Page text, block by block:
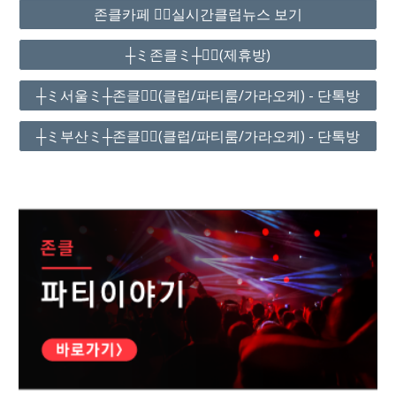
존클카페 ❤️‍🔥실시간클럽뉴스 보기
┼ミ존클ミ┼❤️‍🔥(제휴방)
┼ミ서울ミ┼존클❤️‍🔥(클럽/파티룸/가라오케) - 단톡방
┼ミ부산ミ┼존클❤️‍🔥(클럽/파티룸/가라오케) - 단톡방